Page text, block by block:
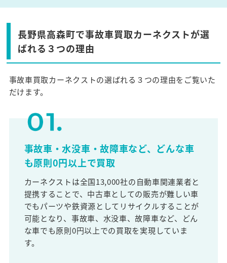
長野県高森町で事故車買取カーネクストが選
ばれる３つの理由
事故車買取カーネクストの選ばれる３つの理由をご覧いた
だけます。
事故車・水没車・故障車など、どんな車
も原則0円以上で買取
カーネクストは全国13,000社の自動車関連業者と
提携することで、中古車としての販売が難しい車
でもパーツや鉄資源としてリサイクルすることが
可能となり、事故車、水没車、故障車など、どん
な車でも原則0円以上での買取を実現していま
す。